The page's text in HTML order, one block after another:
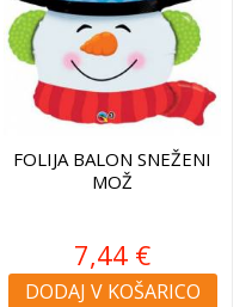
FOLIJA BALON SNEŽENI
MOŽ
7,44 €
DODAJ V KOŠARICO